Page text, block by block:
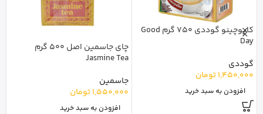
کاپوچینو گوددی 750 گرم Good
Day
گوددی
1,450,000تومان
افزودن به سبد خرید
چای جاسمین اصل 500 گرم
Jasmine Tea
جاسمین
1,550,000تومان
افزودن به سبد خرید